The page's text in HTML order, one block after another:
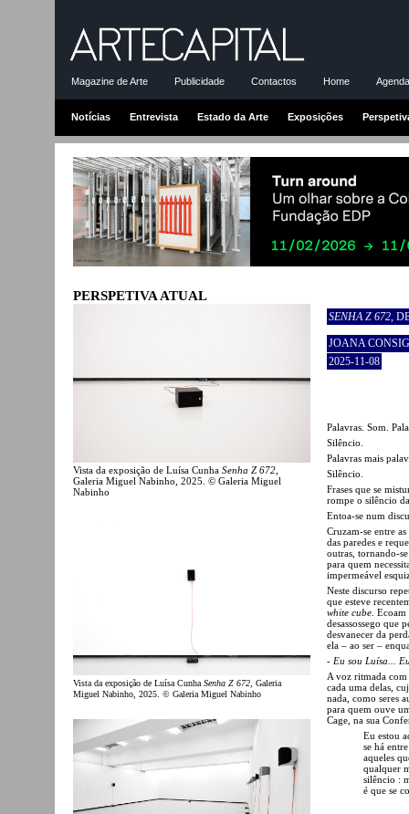
Magazine de Arte Publicidade Contactos Home
Notícias Entrevista Estado da Arte Exposições
PERSPETIVA ATUAL
Vista da exposição de Luísa Cunha Senha Z 672
Galeria Miguel Nabinho, 2025. © Galeria Miguel
Nabinho
Vista da exposição de Luísa Cunha Senha Z 672 , Galeria
Miguel Nabinho, 2025. © Galeria Miguel Nabinho
SENHA Z 672,
JOANA
2025-11-08
Palavras. Som.
Silêncio.
Palavras mais
Silêncio.
Frases que se
rompe o silêncio
Entoa-se num
Cruzam-se entre
das paredes e
outras, tornando-
para quem
impermeável
Neste discurso
que esteve
white cube .
desassossego que
desvanecer da
ela – ao ser –
- Eu sou Luísa...
A voz ritmada com
cada uma delas,
nada, como seres
para quem ouve
Cage, na sua
Eu estou
se há
aqueles
qualquer
silêncio :
é que se